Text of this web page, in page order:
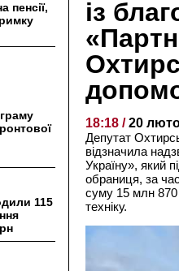
пенсії,
115
із
18:18 /20
Депутат
відзначила
Україну», який
обраниця, за
суму 15 млн 870
техніку.